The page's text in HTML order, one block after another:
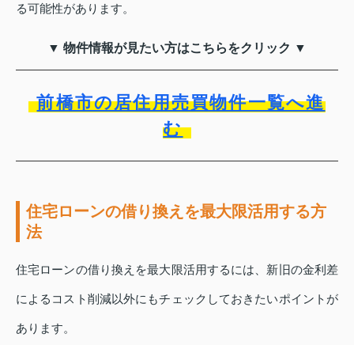
る可能性があります。
▼ 物件情報が見たい方はこちらをクリック ▼
前橋市の居住用売買物件一覧へ進
む
住宅ローンの借り換えを最大限活用する方
法
住宅ローンの借り換えを最大限活用するには、新旧の金利差
によるコスト削減以外にもチェックしておきたいポイントが
あります。